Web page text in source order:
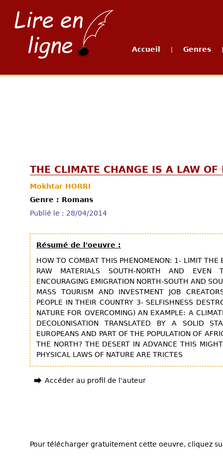
Accueil Genres
THE CLIMATE CHANGE IS A LAW OF
Mokhtar HORRI
Genre : Romans
Publié le : 28/04/2014
Résumé de l'oeuvre :
HOW TO COMBAT THIS PHENOMENON: 1- LIMIT THE
RAW MATERIALS SOUTH-NORTH AND EVEN
ENCOURAGING EMIGRATION NORTH-SOUTH AND
MASS TOURISM AND INVESTMENT JOB
PEOPLE IN THEIR COUNTRY 3- SELFISHNESS
NATURE FOR OVERCOMING) AN EXAMPLE: A
DECOLONISATION TRANSLATED BY A SOLID
EUROPEANS AND PART OF THE POPULATION OF
THE NORTH? THE DESERT IN ADVANCE THIS
PHYSICAL LAWS OF NATURE ARE TRICTES
Accéder au profil de l'auteur
Pour télécharger gratuitement cette oeuvre, cliquez